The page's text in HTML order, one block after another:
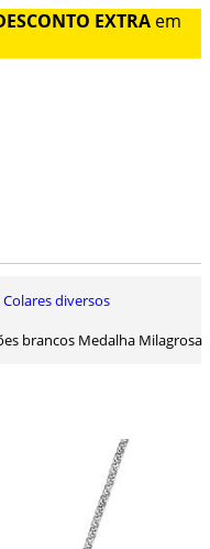
EXTRA em
Colares diversos
brancos Medalha Milagrosa